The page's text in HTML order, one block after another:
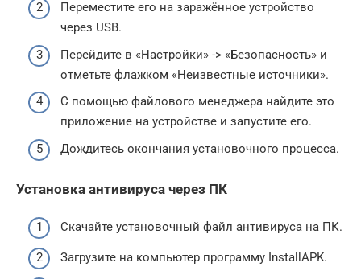
Переместите его на заражённое устройство
через USB.
Перейдите в «Настройки» -> «Безопасность» и
отметьте флажком «Неизвестные источники».
С помощью файлового менеджера найдите это
приложение на устройстве и запустите его.
Дождитесь окончания установочного процесса.
Установка антивируса через ПК
Скачайте установочный файл антивируса на ПК.
Загрузите на компьютер программу InstallAPK.